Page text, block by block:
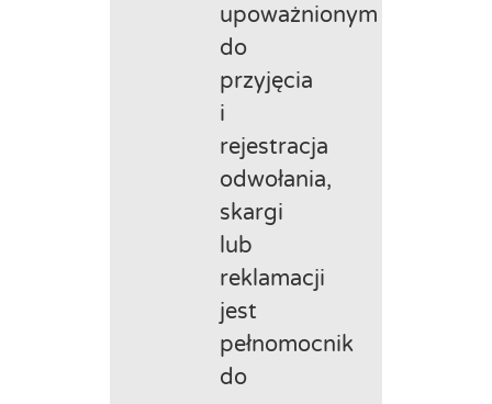
upoważnionym
do
przyjęcia
i
rejestracja
odwołania,
skargi
lub
reklamacji
jest
pełnomocnik
do